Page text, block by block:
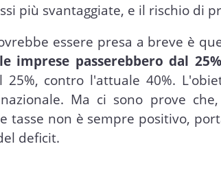
più svantaggiate, e il rischio di
essere presa a breve è
imprese passerebbero dal
25%, contro l'attuale 40%.
Ma ci sono prove
tasse non è sempre positivo,
deficit.